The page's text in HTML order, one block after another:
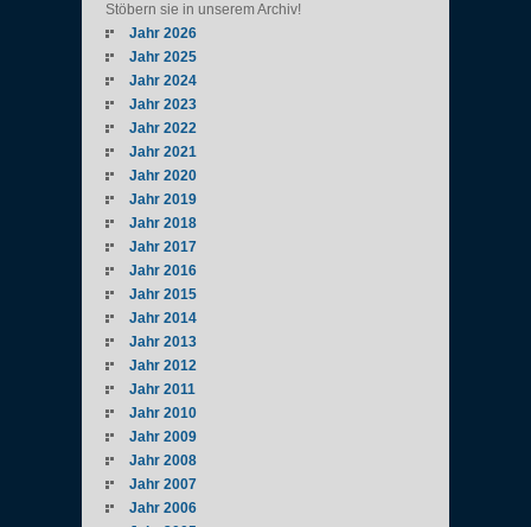
Stöbern sie in unserem Archiv!
Jahr 2026
Jahr 2025
Jahr 2024
Jahr 2023
Jahr 2022
Jahr 2021
Jahr 2020
Jahr 2019
Jahr 2018
Jahr 2017
Jahr 2016
Jahr 2015
Jahr 2014
Jahr 2013
Jahr 2012
Jahr 2011
Jahr 2010
Jahr 2009
Jahr 2008
Jahr 2007
Jahr 2006